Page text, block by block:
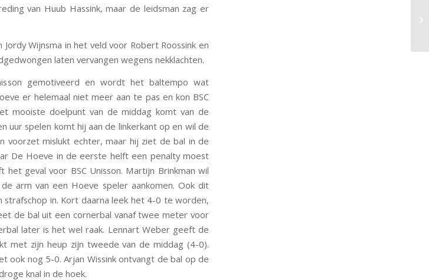
van Huub Hassink, maar de leidsman zag er
Wijnsma in het veld voor Robert Roossink en
laten vervangen wegens nekklachten.
gemotiveerd en wordt het baltempo wat
er helemaal niet meer aan te pas en kon BSC
mooiste doelpunt van de middag komt van de
uur spelen komt hij aan de linkerkant op en wil de
voorzet mislukt echter, maar hij ziet de bal in de
De Hoeve in de eerste helft een penalty moest
geval voor BSC Unisson. Martijn Brinkman wil
arm van een Hoeve speler aankomen. Ook dit
in. Kort daarna leek het 4-0 te worden,
de bal uit een cornerbal vanaf twee meter voor
later is het wel raak. Lennart Weber geeft de
met zijn heup zijn tweede van de middag (4-0).
ook nog 5-0. Arjan Wissink ontvangt de bal op de
knal in de hoek.
2